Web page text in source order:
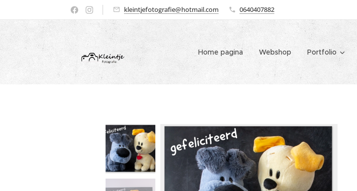
kleintjefotografie@hotmail.com 0640407882
Home pagina Webshop Portfolio